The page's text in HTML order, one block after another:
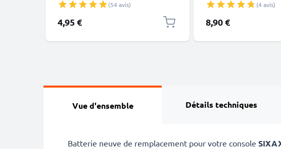
PVC
(54 avis)
4,95 €
24k Plaqué Or,
pour barre de son, TV
Xbox, Switch - 2 m de
(4 avis)
8,90 €
Vue d'ensemble Détails techniques
Batterie neuve de remplacement pour votre console